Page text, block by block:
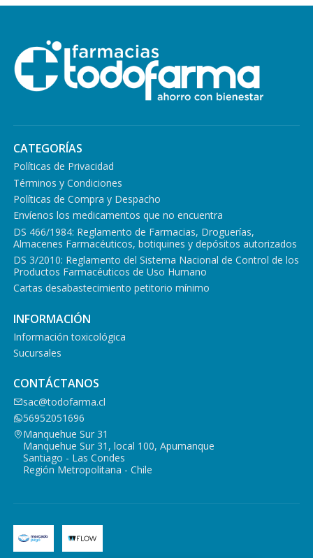
CATEGORÍAS
Políticas de Privacidad
Términos y Condiciones
Políticas de Compra y Despacho
Envíenos los medicamentos que no encuentra
DS 466/1984: Reglamento de Farmacias, Droguerías,
Almacenes Farmacéuticos, botiquines y depósitos autorizados
DS 3/2010: Reglamento del Sistema Nacional de Control de los
Productos Farmacéuticos de Uso Humano
Cartas desabastecimiento petitorio mínimo
INFORMACIÓN
Información toxicológica
Sucursales
CONTÁCTANOS
sac@todofarma.cl
56952051696
Manquehue Sur 31
Manquehue Sur 31, local 100, Apumanque
Santiago - Las Condes
Región Metropolitana - Chile